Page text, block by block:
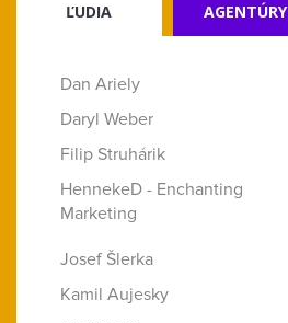
ĽUDIA AGENTÚRY
Dan Ariely
Daryl Weber
Filip Struhárik
HennekeD - Enchanting
Marketing
Josef Šlerka
Kamil Aujesky